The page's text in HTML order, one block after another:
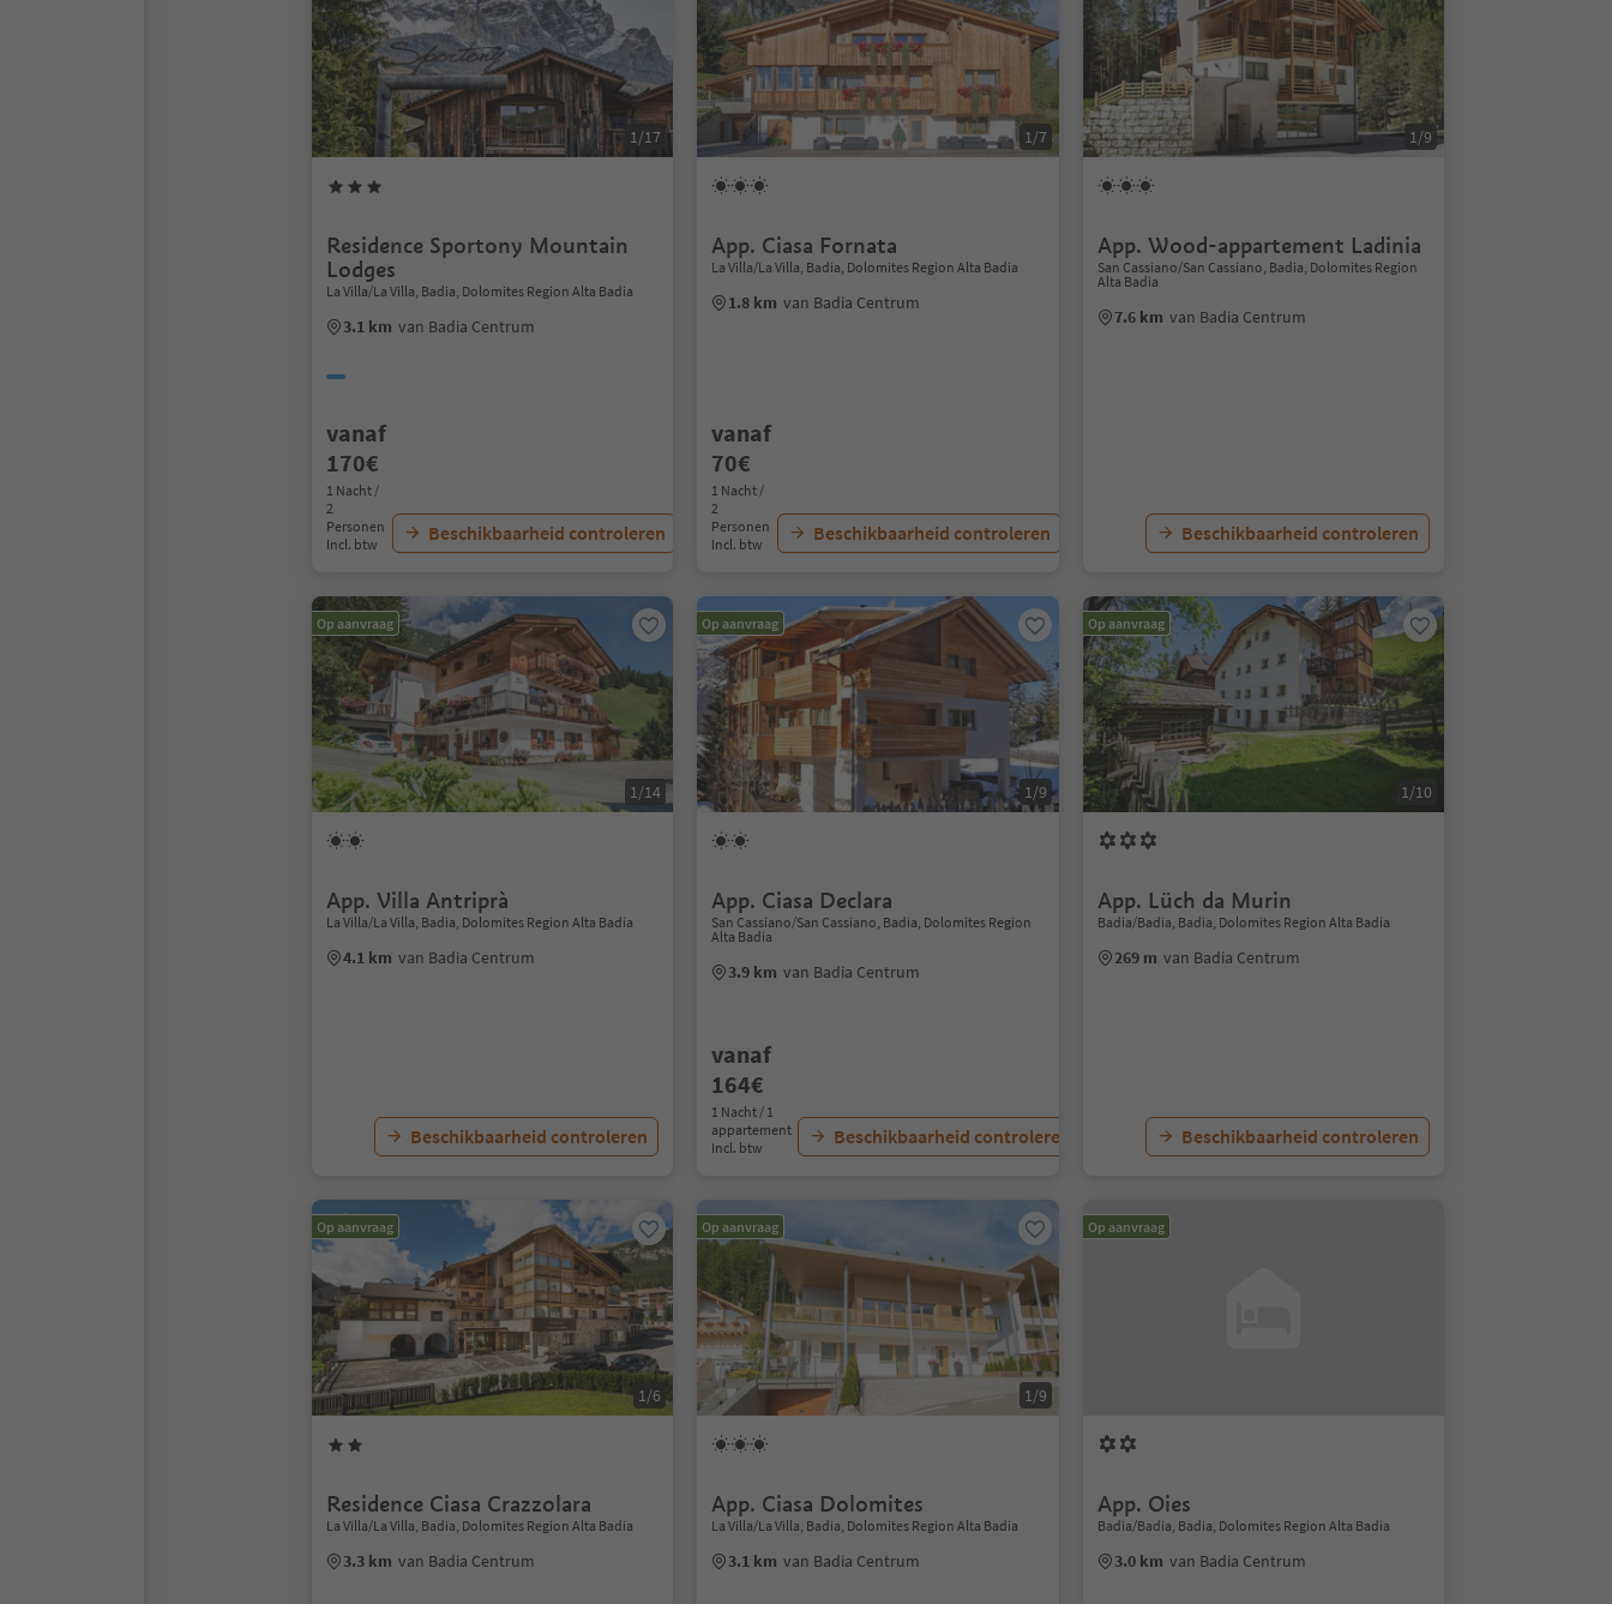
1/17
Residence Sportony Mountain
Lodges
La Villa/La Villa, Badia, Dolomites Region Alta Badia
3.1 km van Badia Centrum
vanaf
170€
1 Nacht /
2
Personen
Incl. btw
Beschikbaarheid controleren
1/7
App. Ciasa Fornata
La Villa/La Villa, Badia, Dolomites Region Alta Badia
1.8 km van Badia Centrum
vanaf
70€
1 Nacht /
2
Personen
Incl. btw
Beschikbaarheid controleren
1/9
App. Wood-appartement Ladinia
San Cassiano/San Cassiano, Badia, Dolomites Region
Alta Badia
7.6 km van Badia Centrum
Beschikbaarheid controleren
Op aanvraag
1/14
App. Villa Antriprà
La Villa/La Villa, Badia, Dolomites Region Alta Badia
4.1 km van Badia Centrum
Beschikbaarheid controleren
Op aanvraag
1/9
App. Ciasa Declara
San Cassiano/San Cassiano, Badia, Dolomites Region
Alta Badia
3.9 km van Badia Centrum
vanaf
164€
1 Nacht / 1
appartement
Incl. btw
Beschikbaarheid controleren
Op aanvraag
1/10
App. Lüch da Murin
Badia/Badia, Badia, Dolomites Region Alta Badia
269 m van Badia Centrum
Beschikbaarheid controleren
Op aanvraag
1/6
Residence Ciasa Crazzolara
La Villa/La Villa, Badia, Dolomites Region Alta Badia
3.3 km van Badia Centrum
Op aanvraag
1/9
App. Ciasa Dolomites
La Villa/La Villa, Badia, Dolomites Region Alta Badia
3.1 km van Badia Centrum
Op aanvraag
App. Oies
Badia/Badia, Badia, Dolomites Region Alta Badia
3.0 km van Badia Centrum